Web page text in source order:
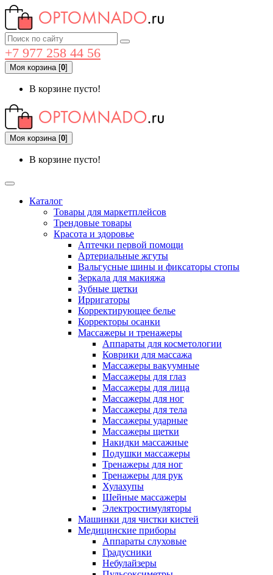
+7 977 258 44 56
Моя корзина[0]
В корзине пусто!
Моя корзина[0]
В корзине пусто!
Каталог
Товары для маркетплейсов
Трендовые товары
Красота и здоровье
Аптечки первой помощи
Артериальные жгуты
Вальгусные шины и фиксаторы стопы
Зеркала для макияжа
Зубные щетки
Ирригаторы
Корректирующее белье
Корректоры осанки
Массажеры и тренажеры
Аппараты для косметологии
Коврики для массажа
Массажеры вакуумные
Массажеры для глаз
Массажеры для лица
Массажеры для ног
Массажеры для тела
Массажеры ударные
Массажеры щетки
Накидки массажные
Подушки массажеры
Тренажеры для ног
Тренажеры для рук
Хулахупы
Шейные массажеры
Электростимуляторы
Машинки для чистки кистей
Медицинские приборы
Аппараты слуховые
Градусники
Небулайзеры